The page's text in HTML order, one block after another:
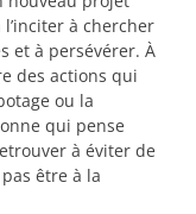
à chercher
et à persévérer. À
des actions qui
ou la
qui pense
à éviter de
être à la